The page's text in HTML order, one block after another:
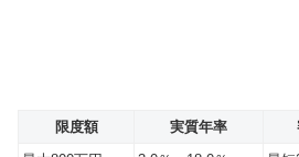
限度額 実質年率